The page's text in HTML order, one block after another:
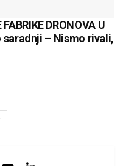
DRONOVA U
saradnji – Nismo rivali,